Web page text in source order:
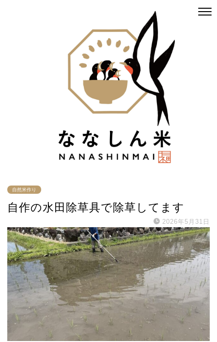
自然米作り
自作の水田除草具で除草してます
2026年5月31日